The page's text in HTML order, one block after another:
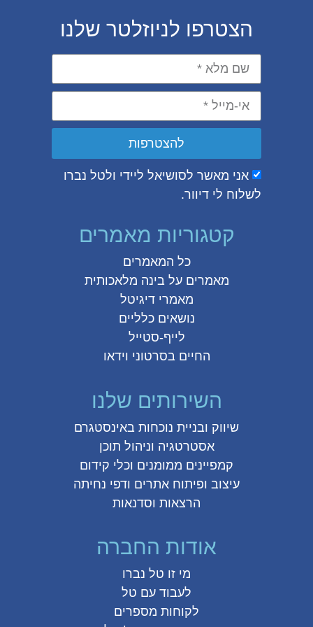
הצטרפו לניוזלטר שלנו
אני מאשר לסושיאל ליידי ולטל נברו
לשלוח לי דיוור.
להצטרפות
קטגוריות מאמרים
כל המאמרים
מאמרים עלבינה מלאכותית
מאמרי דיגיטל
נושאים כלליים
לייף-סטייל
החיים בסרטוני וידאו
השירותים שלנו
שיווק ובניית נוכחות באינסטגרם
אסטרטגיה וניהול תוכן
קמפיינים ממומנים וכלי קידום
עיצוב ופיתוח אתרים ודפי נחיתה
הרצאות וסדנאות
אודות החברה
מי זו טל נברו
לעבוד עם טל
לקוחות מספרים